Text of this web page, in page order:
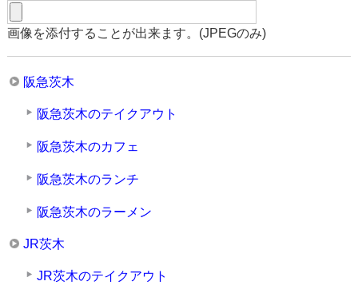
画像を添付することが出来ます。(JPEGのみ)
阪急茨木
阪急茨木のテイクアウト
阪急茨木のカフェ
阪急茨木のランチ
阪急茨木のラーメン
JR茨木
JR茨木のテイクアウト